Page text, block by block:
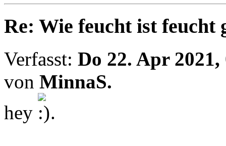
Re: Wie feucht ist feucht
Verfasst: Do 22. Apr 2021,
von MinnaS.
hey
.